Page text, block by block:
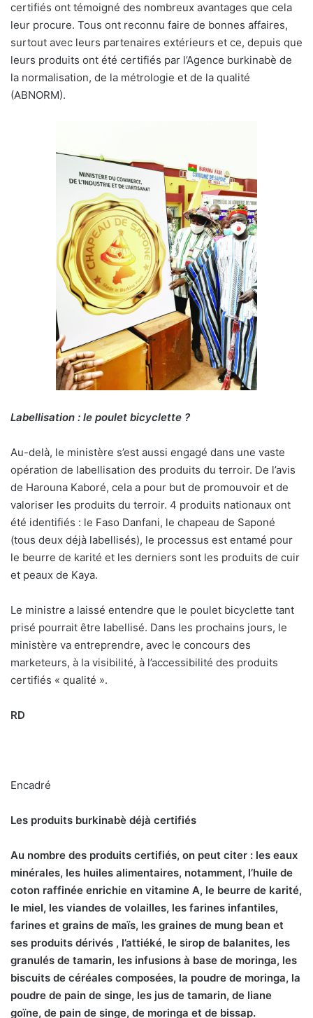
certifiés ont témoigné des nombreux avantages que cela
leur procure. Tous ont reconnu faire de bonnes affaires,
surtout avec leurs partenaires extérieurs et ce, depuis que
leurs produits ont été certifiés par l’Agence burkinabè de
la normalisation, de la métrologie et de la qualité
(ABNORM).
Labellisation : le poulet bicyclette ?
Au-delà, le ministère s’est aussi engagé dans une vaste
opération de labellisation des produits du terroir. De l’avis
de Harouna Kaboré, cela a pour but de promouvoir et de
valoriser les produits du terroir. 4 produits nationaux ont
été identifiés : le Faso Danfani, le chapeau de Saponé
(tous deux déjà labellisés), le processus est entamé pour
le beurre de karité et les derniers sont les produits de cuir
et peaux de Kaya.
Le ministre a laissé entendre que le poulet bicyclette tant
prisé pourrait être labellisé. Dans les prochains jours, le
ministère va entreprendre, avec le concours des
marketeurs, à la visibilité, à l’accessibilité des produits
certifiés « qualité ».
RD
Encadré
Les produits burkinabè déjà certifiés
Au nombre des produits certifiés, on peut citer : les eaux
minérales, les huiles alimentaires, notamment, l’huile de
coton raffinée enrichie en vitamine A, le beurre de karité,
le miel, les viandes de volailles, les farines infantiles,
farines et grains de maïs, les graines de mung bean et
ses produits dérivés , l’attiéké, le sirop de balanites, les
granulés de tamarin, les infusions à base de moringa, les
biscuits de céréales composées, la poudre de moringa, la
poudre de pain de singe, les jus de tamarin, de liane
goïne, de pain de singe, de moringa et de bissap.